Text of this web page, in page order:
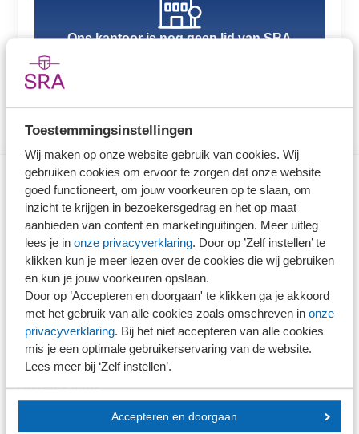
Toestemmingsinstellingen
Wij maken op onze website gebruik van cookies. Wij
gebruiken cookies om ervoor te zorgen dat onze website
goed functioneert, om jouw voorkeuren op te slaan, om
inzicht te krijgen in bezoekersgedrag en het op maat
aanbieden van content en marketinguitingen. Meer uitleg
lees je in onze privacyverklaring. Door op ’Zelf instellen’ te
klikken kun je meer lezen over de cookies die wij gebruiken
en kun je jouw voorkeuren opslaan.
Door op ’Accepteren en doorgaan' te klikken ga je akkoord
met het gebruik van alle cookies zoals omschreven in onze
privacyverklaring. Bij het niet accepteren van alle cookies
mis je een optimale gebruikerservaring van de website.
Lees meer bij ‘Zelf instellen’.
Accepteren en doorgaan
Ons kantoor is nog geen lid van SRA
Direct naar
Stel je vaktechnische vraag
Branche in Zicht
Dossiers
Kantoorvinder
Nieuwsbank
Veilig bestanden delen